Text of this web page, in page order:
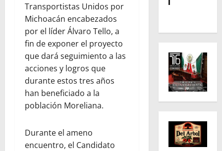
Transportistas Unidos por
Michoacán encabezados
por el líder Álvaro Tello, a
fin de exponer el proyecto
que dará seguimiento a las
acciones y logros que
durante estos tres años
han beneficiado a la
población Moreliana.
Durante el ameno
encuentro, el Candidato